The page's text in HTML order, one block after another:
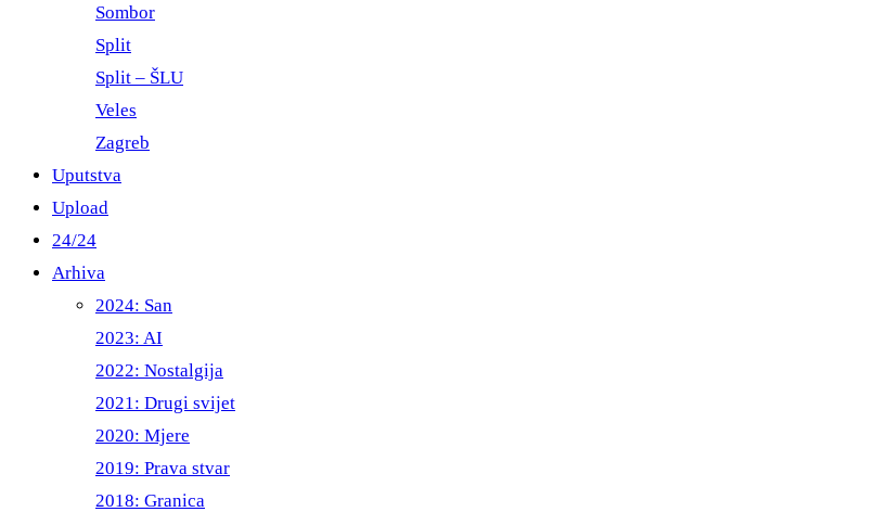
Sombor
Split
Split – ŠLU
Veles
Zagreb
Uputstva
Upload
24/24
Arhiva
2024: San
2023: AI
2022: Nostalgija
2021: Drugi svijet
2020: Mjere
2019: Prava stvar
2018: Granica